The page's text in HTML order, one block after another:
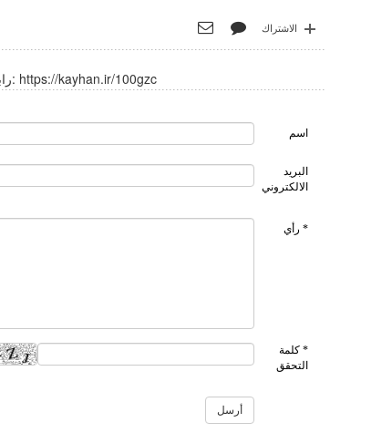
الاشتراك
رابط قصير: https://kayhan.ir/100gzc
اسم
البريد
الالكتروني
* رأي
* كلمة
التحقق